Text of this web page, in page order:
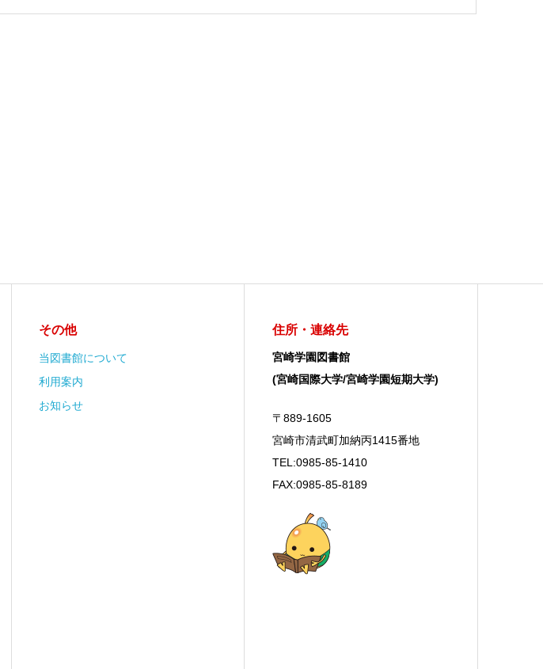
その他
当図書館について
利用案内
お知らせ
住所・連絡先
宮崎学園図書館
(宮崎国際大学/宮崎学園短期大学)
〒889-1605
宮崎市清武町加納丙1415番地
TEL:0985-85-1410
FAX:0985-85-8189